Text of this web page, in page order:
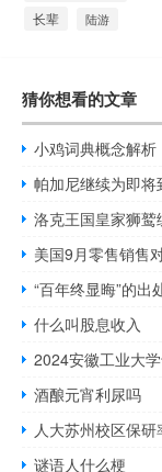
长辈 陆游
猜你想看的文章
小鸡词典概念解
帕加尼继续为即
洛克王国皇家狮
美国9月零售销售
“百年终显晦”的出
什么叫股息收入
2024安徽工业大
酒酿元宵利尿吗
人大苏州校区保研
谜语人什么梗